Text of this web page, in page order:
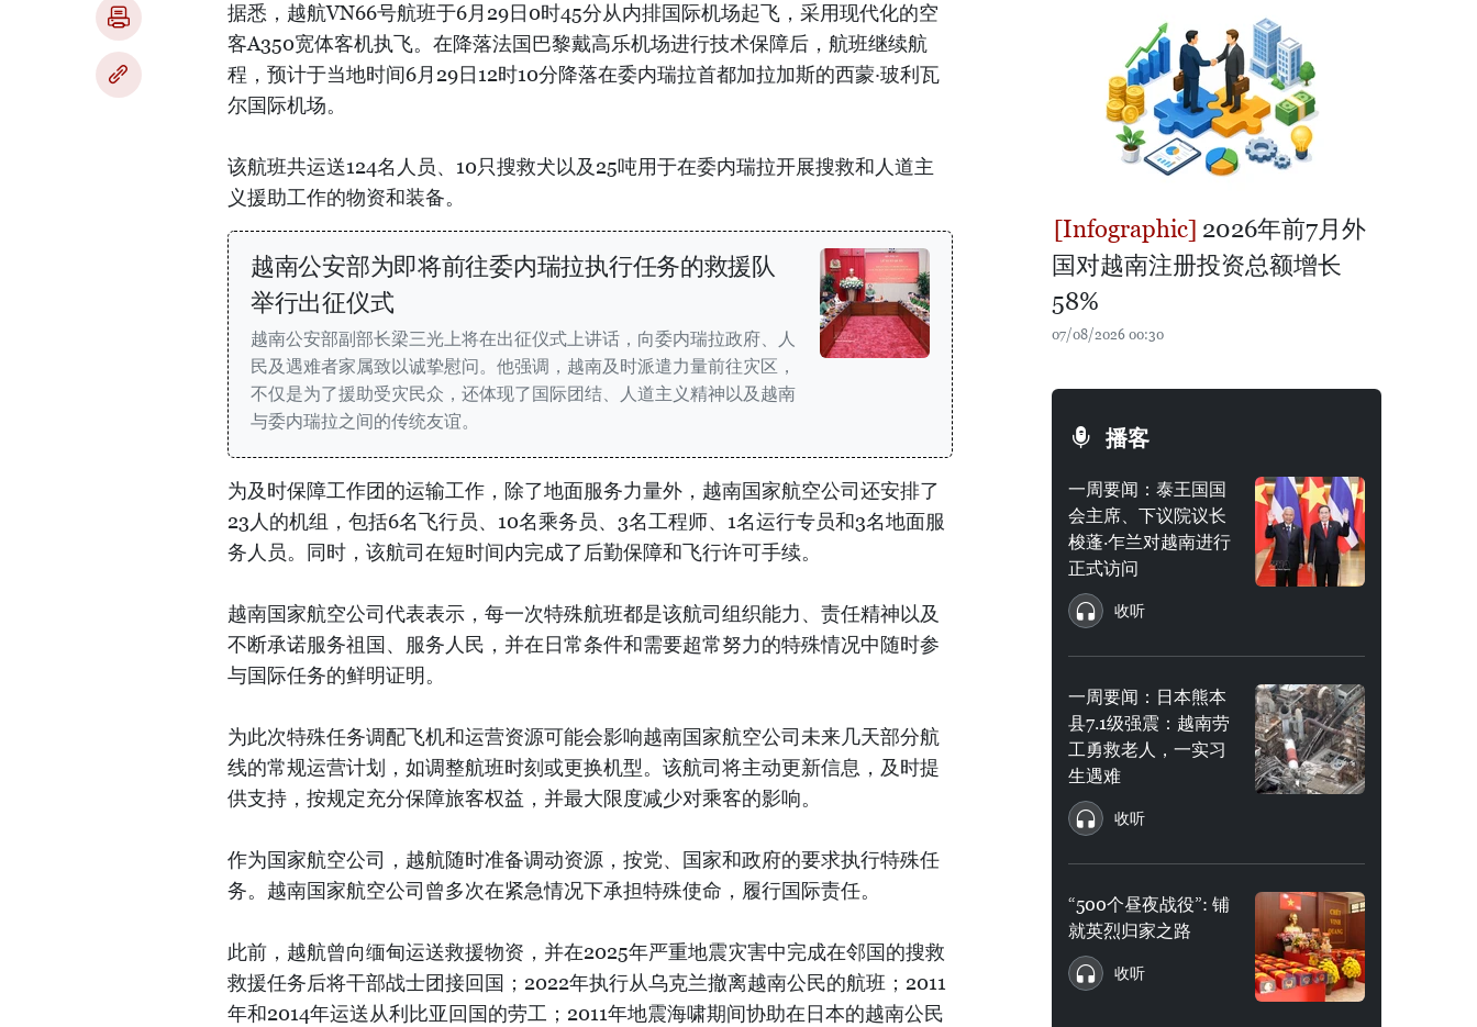
据悉，越航VN66号航班于6月29日0时45分从内排国际机场起飞，采用现代化的空
客A350宽体客机执飞。在降落法国巴黎戴高乐机场进行技术保障后，航班继续航
程，预计于当地时间6月29日12时10分降落在委内瑞拉首都加拉加斯的西蒙·玻利瓦
尔国际机场。
该航班共运送124名人员、10只搜救犬以及25吨用于在委内瑞拉开展搜救和人道主
义援助工作的物资和装备。
越南公安部为即将前往委内瑞拉执行任务的救援队
举行出征仪式
越南公安部副部长梁三光上将在出征仪式上讲话，向委内瑞拉政府、人
民及遇难者家属致以诚挚慰问。他强调，越南及时派遣力量前往灾区，
不仅是为了援助受灾民众，还体现了国际团结、人道主义精神以及越南
与委内瑞拉之间的传统友谊。
为及时保障工作团的运输工作，除了地面服务力量外，越南国家航空公司还安排了
23人的机组，包括6名飞行员、10名乘务员、3名工程师、1名运行专员和3名地面服
务人员。同时，该航司在短时间内完成了后勤保障和飞行许可手续。
越南国家航空公司代表表示，每一次特殊航班都是该航司组织能力、责任精神以及
不断承诺服务祖国、服务人民，并在日常条件和需要超常努力的特殊情况中随时参
与国际任务的鲜明证明。
为此次特殊任务调配飞机和运营资源可能会影响越南国家航空公司未来几天部分航
线的常规运营计划，如调整航班时刻或更换机型。该航司将主动更新信息，及时提
供支持，按规定充分保障旅客权益，并最大限度减少对乘客的影响。
作为国家航空公司，越航随时准备调动资源，按党、国家和政府的要求执行特殊任
务。越南国家航空公司曾多次在紧急情况下承担特殊使命，履行国际责任。
此前，越航曾向缅甸运送救援物资，并在2025年严重地震灾害中完成在邻国的搜救
救援任务后将干部战士团接回国；2022年执行从乌克兰撤离越南公民的航班；2011
年和2014年运送从利比亚回国的劳工；2011年地震海啸期间协助在日本的越南公民
2026年前7月外
国对越南注册投资总额增长
58%
07/08/2026 00:30
播客
一周要闻：泰王国国
会主席、下议院议长
梭蓬·乍兰对越南进行
正式访问
收听
一周要闻：日本熊本
县7.1级强震：越南劳
工勇救老人，一实习
生遇难
收听
“500个昼夜战役”: 铺
就英烈归家之路
收听